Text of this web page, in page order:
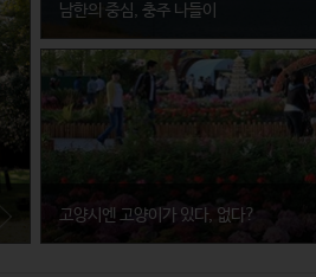
남한의 중심, 충주 나들이
충청북도 충주시
충주시 시티투어가 4월부터 운행하기 시작
전반을 아우르니 봄나들이 코스로 제격이다.
고양시엔 고양이가 있다, 없다?